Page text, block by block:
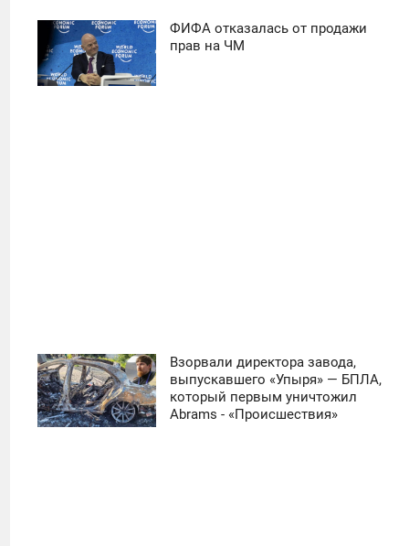
ФИФА отказалась от продажи
прав на ЧМ
Взорвали директора завода,
выпускавшего «Упыря» — БПЛА,
который первым уничтожил
Abrams - «Происшествия»